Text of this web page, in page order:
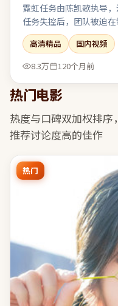
霓虹任务由陈凯歌执导
任务失控后，团队被迫
制，环境声与沉默段落
演、摄影、剪辑三者咬合
部。
高清精品
国内视频
8.3万
120个月前
热门电影
热度与口碑双加权排序，
推荐讨论度高的佳作
热门